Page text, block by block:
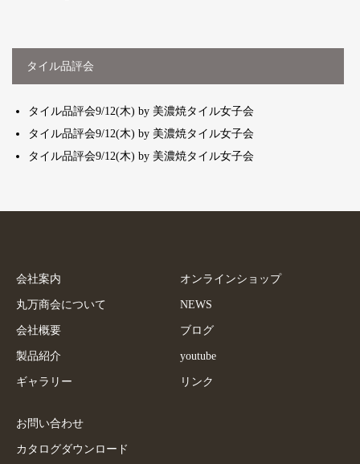
タイル品評会
タイル品評会9/12(木) by 美濃焼タイル女子会
タイル品評会9/12(木) by 美濃焼タイル女子会
タイル品評会9/12(木) by 美濃焼タイル女子会
会社案内
丸万商会について
会社概要
製品紹介
ギャラリー
オンラインショップ
NEWS
ブログ
youtube
リンク
お問い合わせ
カタログダウンロード